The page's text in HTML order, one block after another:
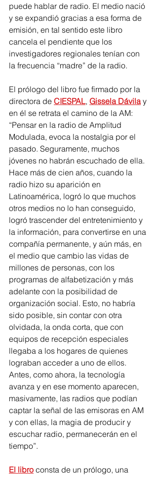
puede hablar de radio. El medio nació
y se expandió gracias a esa forma de
emisión, en tal sentido este libro
cancela el pendiente que los
investigadores regionales tenían con
la frecuencia “madre” de la radio.
El prólogo del libro fue firmado por la
directora de CIESPAL, Gissela Dávila y
en él se retrata el camino de la AM:
“Pensar en la radio de Amplitud
Modulada, evoca la nostalgia por el
pasado. Seguramente, muchos
jóvenes no habrán escuchado de ella.
Hace más de cien años, cuando la
radio hizo su aparición en
Latinoamérica, logró lo que muchos
otros medios no lo han conseguido,
logró trascender del entretenimiento y
la información, para convertirse en una
compañía permanente, y aún más, en
el medio que cambio las vidas de
millones de personas, con los
programas de alfabetización y más
adelante con la posibilidad de
organización social. Esto, no habría
sido posible, sin contar con otra
olvidada, la onda corta, que con
equipos de recepción especiales
llegaba a los hogares de quienes
lograban acceder a uno de ellos.
Antes, como ahora, la tecnología
avanza y en ese momento aparecen,
masivamente, las radios que podían
captar la señal de las emisoras en AM
y con ellas, la magia de producir y
escuchar radio, permanecerán en el
tiempo”.
El libro consta de un prólogo, una